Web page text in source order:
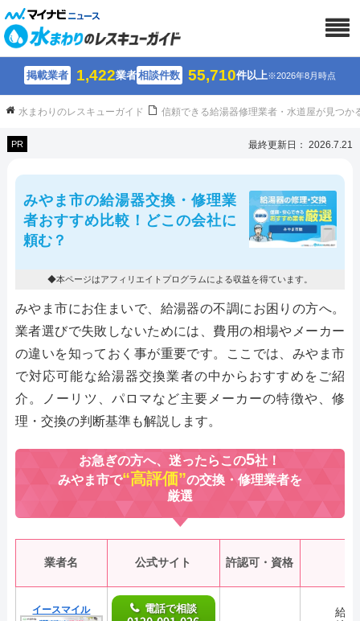
掲載業者 1,422業者相談件数 55,710件以上※2026年8月時点
水まわりのレスキューガイド 信頼できる給湯器修理業者・水道屋が見つか
PR 最終更新日： 2026.7.21
みやま市の給湯器交換・修理業
者おすすめ比較！どこの会社に
頼む？
◆本ページはアフィリエイトプログラムによる収益を得ています。
みやま市にお住まいで、給湯器の不調にお困りの方へ。
業者選びで失敗しないためには、費用の相場やメーカー
の違いを知っておく事が重要です。ここでは、みやま市
で対応可能な給湯器交換業者の中からおすすめをご紹
介。ノーリツ、パロマなど主要メーカーの特徴や、修
理・交換の判断基準も解説します。
お急ぎの方へ、迷ったらこの5社！
みやま市で“高評価”の交換・修理業者を
厳選
業者名 公式サイト 許認可・資格
イースマイル 電話で相談
給